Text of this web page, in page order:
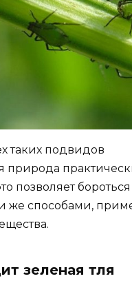
таких подвидов
природа
позволяет
же способами,
зеленая тля